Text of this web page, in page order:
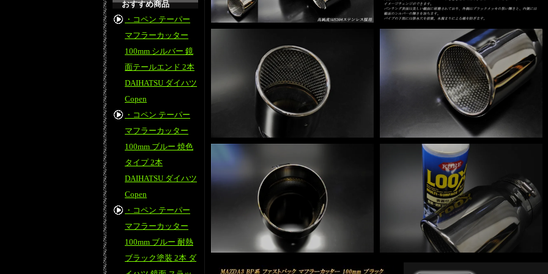
おすすめ商品
・コペン テーパー
マフラーカッター
100mm シルバー 鏡
面テールエンド 2本
DAIHATSU ダイハツ
Copen
・コペン テーパー
マフラーカッター
100mm ブルー 焼色
タイプ 2本
DAIHATSU ダイハツ
Copen
・コペン テーパー
マフラーカッター
100mm ブルー 耐熱
ブラック塗装 2本 ダ